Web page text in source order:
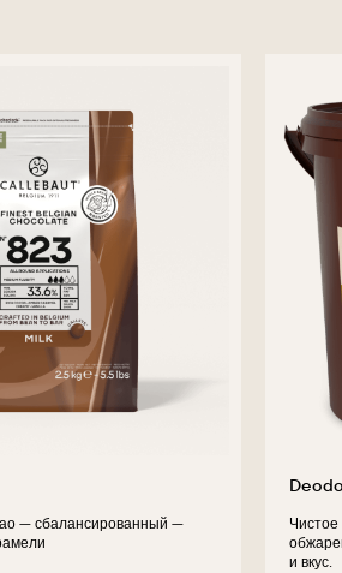
— сбалансированный —
и вкус.